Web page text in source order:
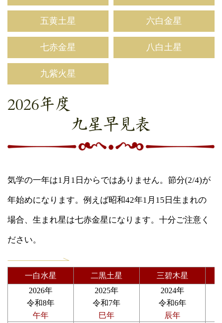
五黄土星 六白金星
七赤金星 八白土星
九紫火星
2026年度
九星早見表
気学の一年は1月1日からではありません。節分(2/4)が
年始めになります。例えば昭和42年1月15日生まれの
場合、生まれ星は七赤金星になります。十分ご注意く
ださい。
一白水星 二黒土星
三碧木星
2026年
令和8年
午年
2025年
令和7年
巳年
2024年
令和6年
辰年